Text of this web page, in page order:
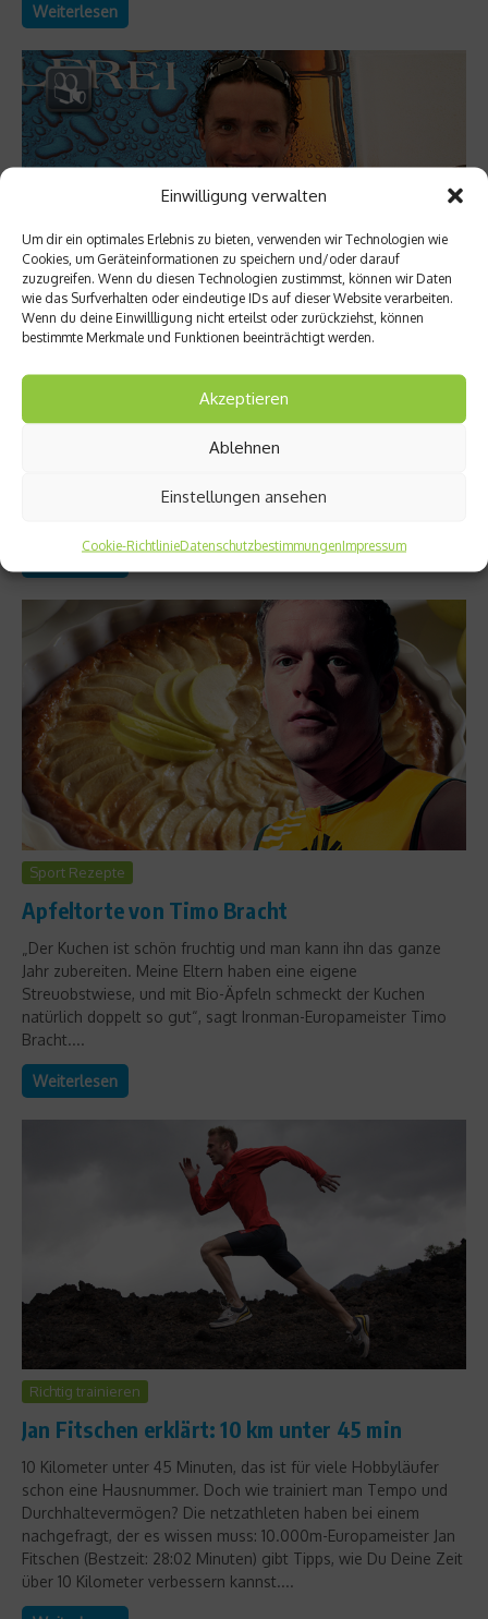
Einwilligung verwalten
Um dir ein optimales Erlebnis zu bieten, verwenden wir Technologien wie
Cookies, um Geräteinformationen zu speichern und/oder darauf
zuzugreifen. Wenn du diesen Technologien zustimmst, können wir Daten
wie das Surfverhalten oder eindeutige IDs auf dieser Website verarbeiten.
Wenn du deine Einwillligung nicht erteilst oder zurückziehst, können
bestimmte Merkmale und Funktionen beeinträchtigt werden.
Akzeptieren
Ablehnen
Einstellungen ansehen
Cookie-RichtlinieDatenschutzbestimmungenImpressum
Weiterlesen
Star Interviews
Triathlet Andreas Raelert wurde vor drei Wochen in Frankfurt
überlegen Ironman Europameister. Im netzathleten Interview
perfekten Tag in Frankfurt, seine Ziele für Hawaii und über
Sport Rezepte
Apfeltorte von Timo Bracht
„Der Kuchen ist schön fruchtig und man kann ihn das ganze
Jahr zubereiten. Meine Eltern haben eine eigene
Streuobstwiese, und mit Bio-Äpfeln schmeckt der Kuchen
natürlich doppelt so gut“, sagt Ironman-Europameister Timo
Bracht....
Weiterlesen
Richtig trainieren
Jan Fitschen erklärt: 10 km unter 45 min
10 Kilometer unter 45 Minuten, das ist für viele Hobbyläufer
schon eine Hausnummer. Doch wie trainiert man Tempo und
Durchhaltevermögen? Die netzathleten haben bei einem
nachgefragt, der es wissen muss: 10.000m-Europameister Jan
Fitschen (Bestzeit: 28:02 Minuten) gibt Tipps, wie Du Deine Zeit
über 10 Kilometer verbessern kannst....